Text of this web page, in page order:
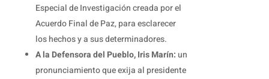
Especial de Investigación creada por el
Acuerdo Final de Paz, para esclarecer
los hechos y a sus determinadores.
A la Defensora del Pueblo, Iris Marín: un
pronunciamiento que exija al presidente